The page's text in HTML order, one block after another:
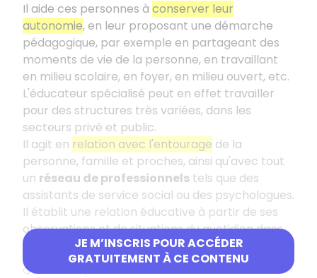
JE M’INSCRIS POUR ACCÉDER
GRATUITEMENT À CE CONTENU
Il aide ces personnes à conserver leur
autonomie, en leur proposant une démarche
pédagogique, par exemple en partageant des
moments de vie de la personne, en travaillant
en milieu scolaire, en foyer, en milieu ouvert, etc.
L'éducateur spécialisé peut en effet travailler
pour des structures très variées, dans les
secteurs privé et public.
Il agit en relation avec l'entourage de la
personne, famille et proches, ainsi qu'avec tout
un réseau de professionnels tels que des
assistants de service social ou des psychologues.
Il établit une relation éducative à partir de ses
observations et de situations du quotidien dans
des espaces institutionnels formels et informels.
Qualités requises